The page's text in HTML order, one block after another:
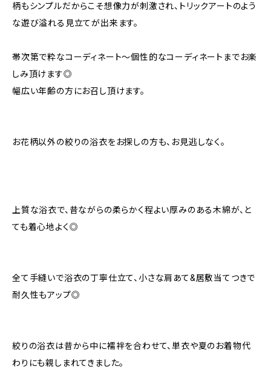
柄もシンプルだからこそ想像力が刺激され、トリックアートのよう
な遊び溢れる見立てが出来ます。
帯次第で粋なコーディネート〜個性的なコーディネートまでお楽
しみ頂けます◎
幅広い年齢の方にお召し頂けます。
お花柄以外の絞りの浴衣をお探しの方も、お見逃しなく。
上質な浴衣で、昔ながらの柔らかく程よい厚みのある木綿が、と
ても着心地よく◎
全て手縫いで浴衣の丁寧仕立て、小さな肩あて&居敷当てつきで
耐久性もアップ◎
絞りの浴衣は昔から中に襦袢を合わせて、単衣や夏のお着物代
わりにも親しまれてきました。